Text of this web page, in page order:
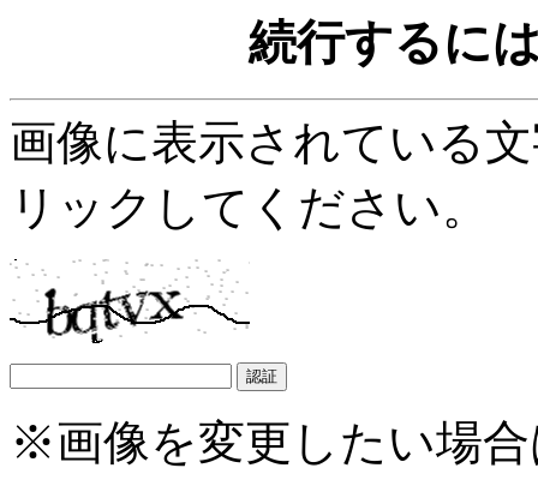
続行するに
画像に表示されている
リックしてください。
※画像を変更したい場